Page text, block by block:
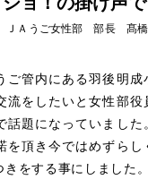
ＪＡうご女性部 部長 髙橋
ご管内にある羽後明成
流をしたいと女性部役
話題になっていました
を頂き今ではめずらし
をする事にしました。